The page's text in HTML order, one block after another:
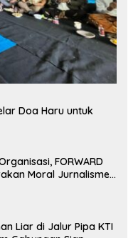
Doa Haru untuk
FORWARD
Moral Jurnalisme
Liar di Jalur Pipa KTI